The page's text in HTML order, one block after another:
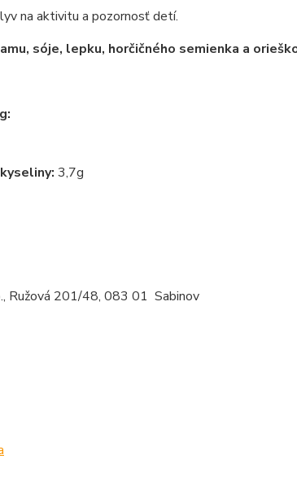
na aktivitu a pozornosť detí.
sóje, lepku, horčičného semienka a
3,7g
Ružová 201/48, 083 01 Sabinov